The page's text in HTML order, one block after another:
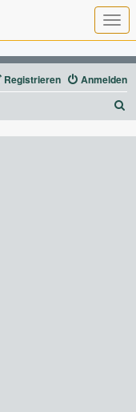
T
o
g
g
l
e
n
a
g
Anmelden
Registrieren
u